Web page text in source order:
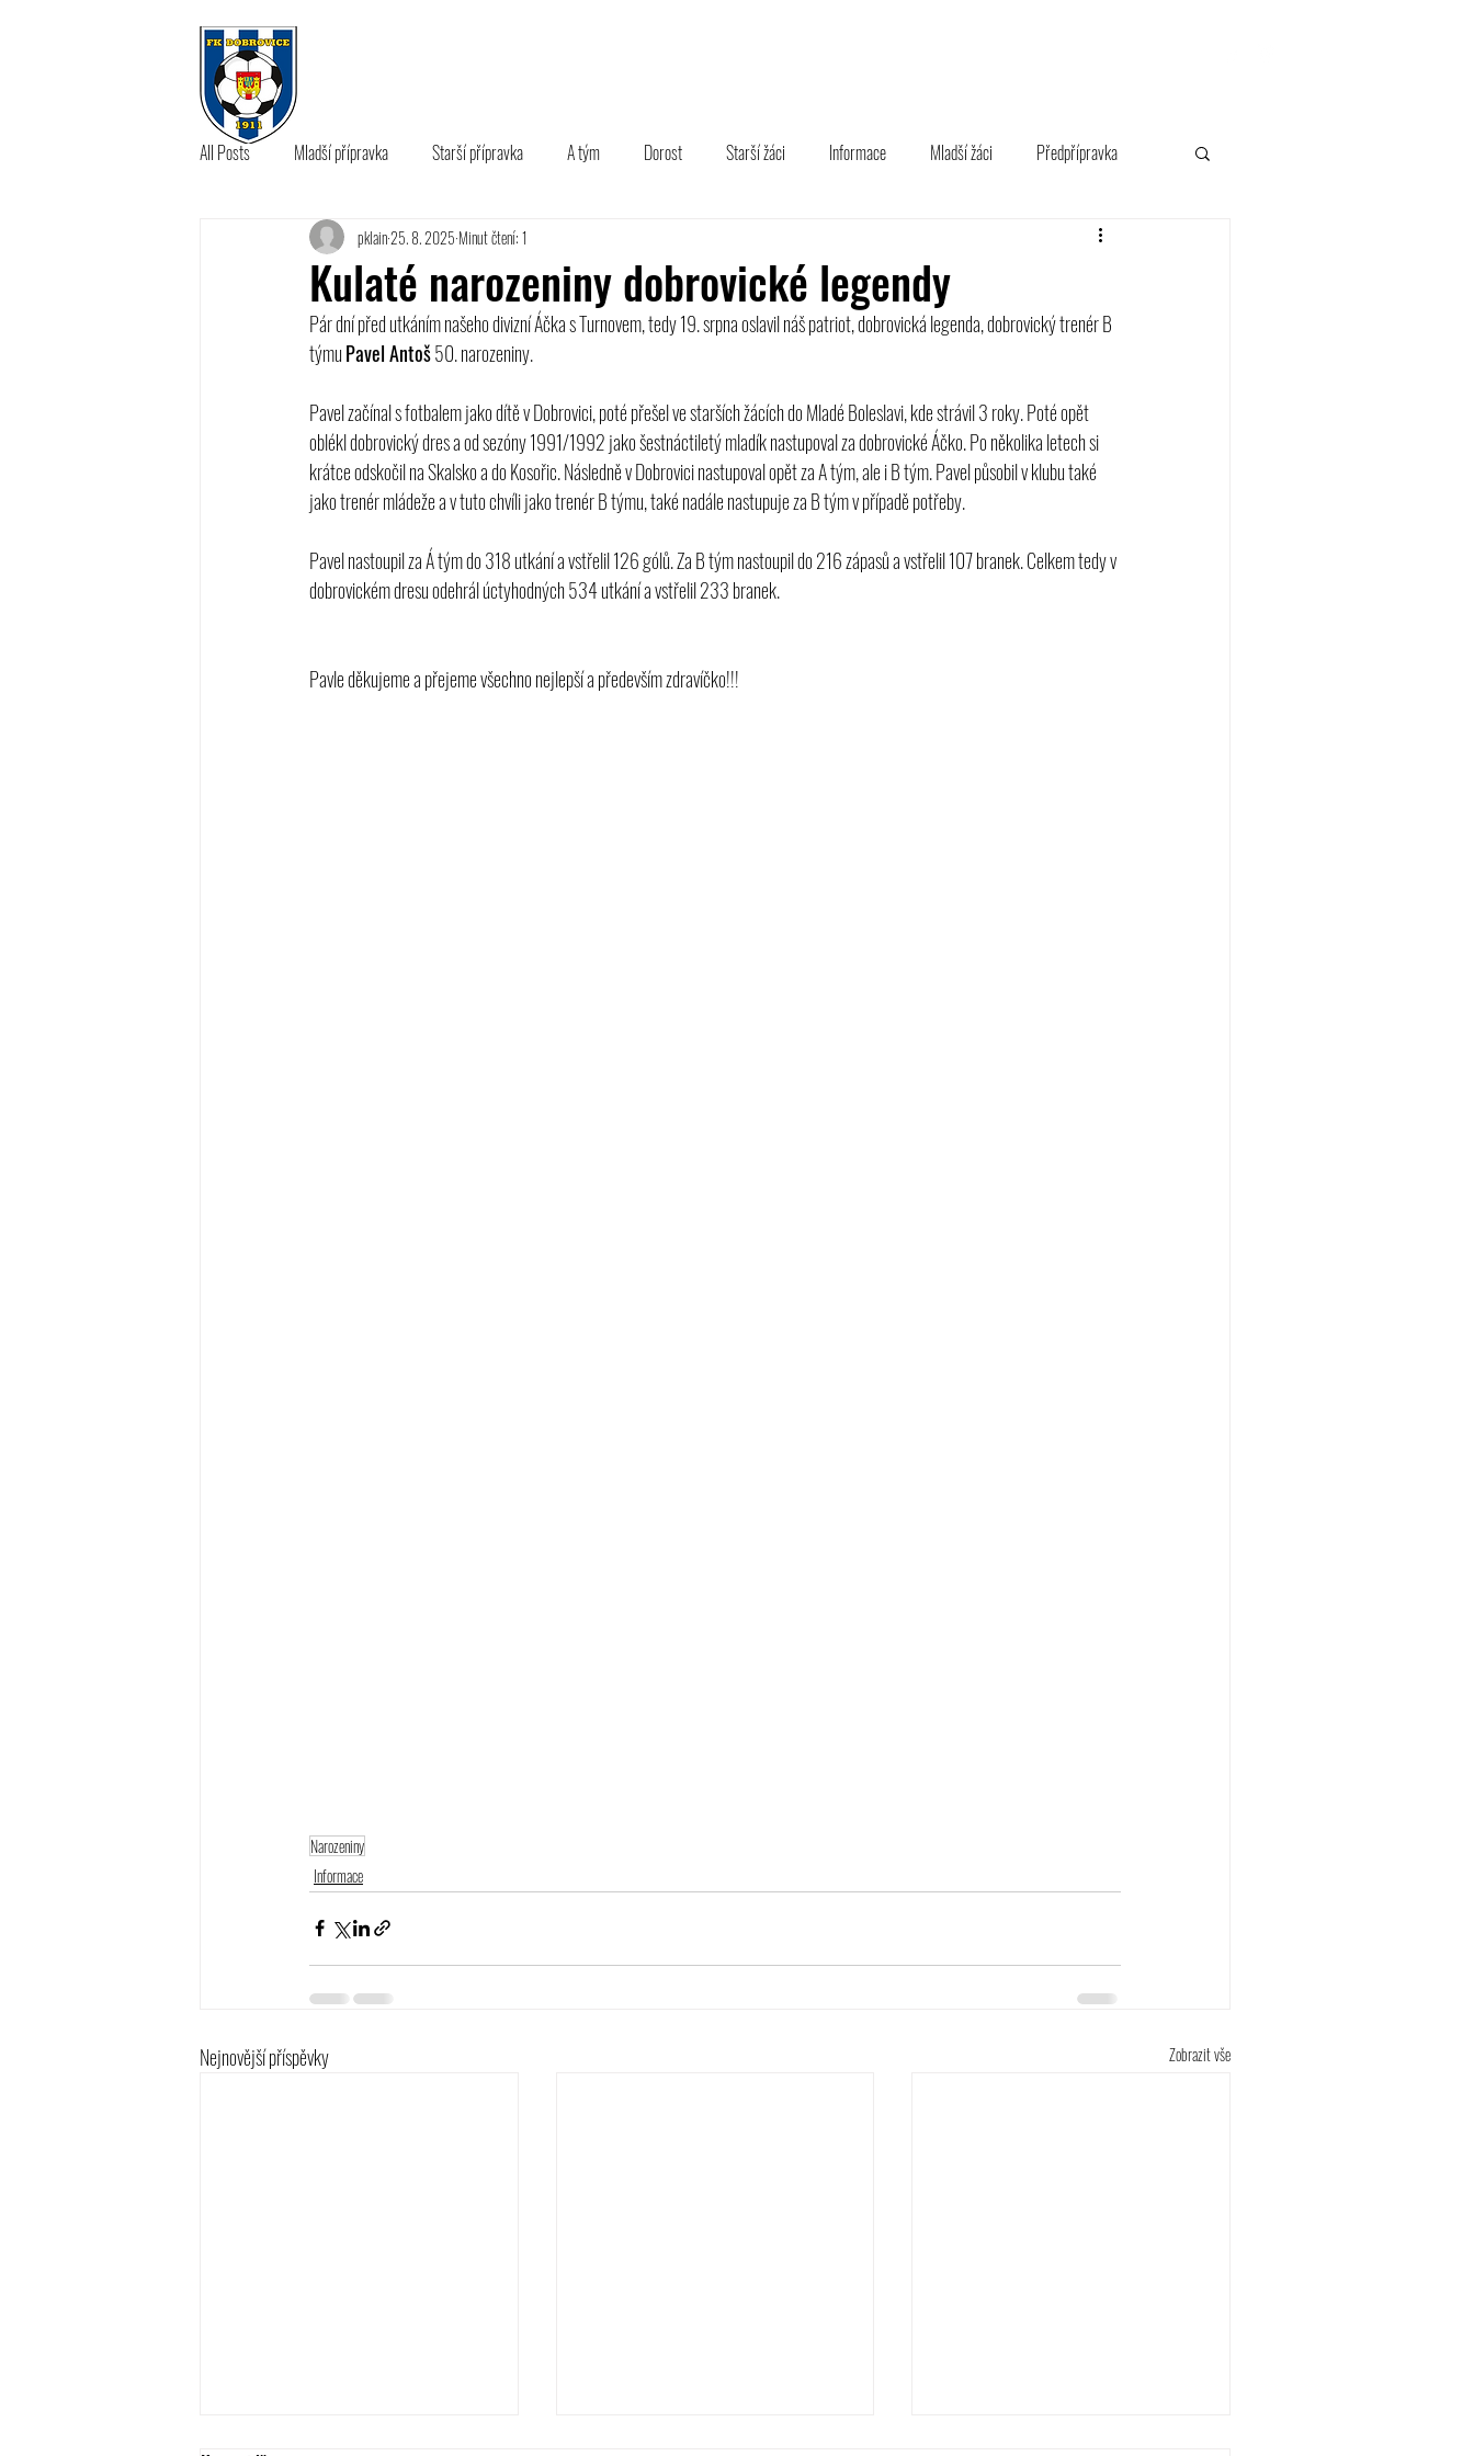
All Posts Mladší přípravka Starší přípravka A tým Dorost Starší žáci Informace Mladší žáci Předpřípravka
Kulaté narozeniny dobrovické legendy
pklain25. 8. 2025 Minut čtení: 1
Pár dní před utkáním našeho divizní Áčka s Turnovem, tedy 19. srpna oslavil náš patriot, dobrovická legenda, dobrovický trenér B
týmu Pavel Antoš 50. narozeniny.
Pavel začínal s fotbalem jako dítě v Dobrovici, poté přešel ve starších žácích do Mladé Boleslavi, kde strávil 3 roky. Poté opět
oblékl dobrovický dres a od sezóny 1991/1992 jako šestnáctiletý mladík nastupoval za dobrovické Áčko. Po několika letech si
krátce odskočil na Skalsko a do Kosořic. Následně v Dobrovici nastupoval opět za A tým, ale i B tým. Pavel působil v klubu také
jako trenér mládeže a v tuto chvíli jako trenér B týmu, také nadále nastupuje za B tým v případě potřeby.
Pavel nastoupil za Á tým do 318 utkání a vstřelil 126 gólů. Za B tým nastoupil do 216 zápasů a vstřelil 107 branek. Celkem tedy v
dobrovickém dresu odehrál úctyhodných 534 utkání a vstřelil 233 branek.
Pavle děkujeme a přejeme všechno nejlepší a především zdravíčko!!!
Narozeniny
Informace
Nejnovější příspěvky Zobrazit vše